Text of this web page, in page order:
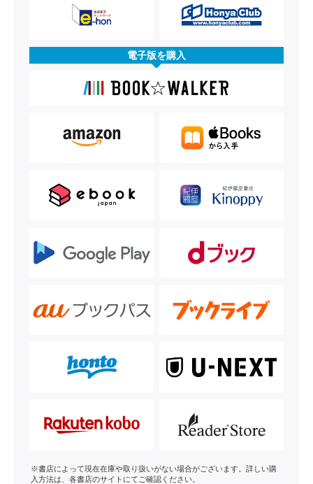
電子版を購入
※書店によって現在在庫や取り扱いがない場合がございます。詳しい購
入方法は、各書店のサイトにてご確認ください。